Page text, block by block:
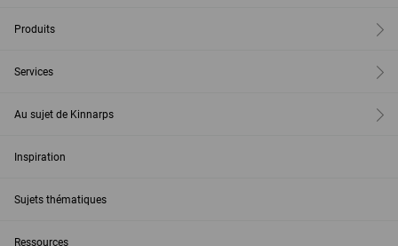
Produits
Services
Au sujet de Kinnarps
Inspiration
Sujets thématiques
Ressources